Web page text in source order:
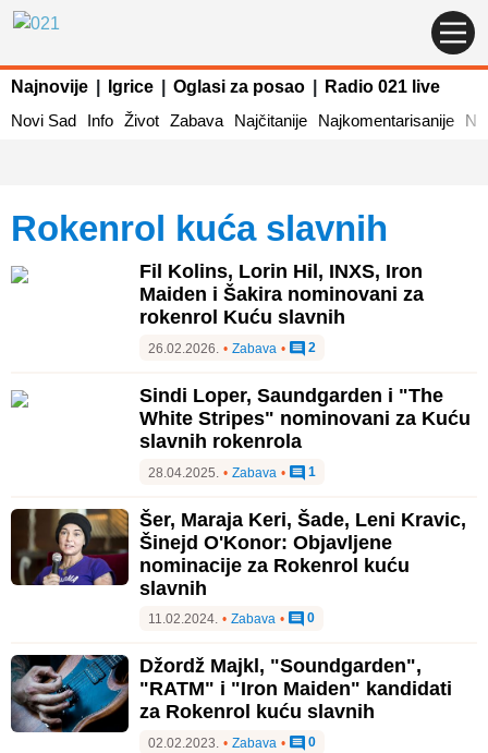
Najnovije Igrice Oglasi za posao
Radio 021 live
Novi Sad
Info Život Zabava Najčitanije Najkomentarisanije
Rokenrol kuća slavnih
Fil Kolins, Lorin Hil, INXS, Iron
Maiden i Šakira nominovani za
rokenrol Kuću slavnih
26.02.2026. • Zabava • 2
Sindi Loper, Saundgarden i "The
White Stripes" nominovani za Kuću
slavnih rokenrola
28.04.2025. • Zabava • 1
Šer, Maraja Keri, Šade, Leni Kravic,
Šinejd O'Konor: Objavljene
nominacije za Rokenrol kuću
slavnih
11.02.2024. • Zabava • 0
Džordž Majkl, "Soundgarden",
"RATM" i "Iron Maiden" kandidati
za Rokenrol kuću slavnih
02.02.2023. • Zabava • 0